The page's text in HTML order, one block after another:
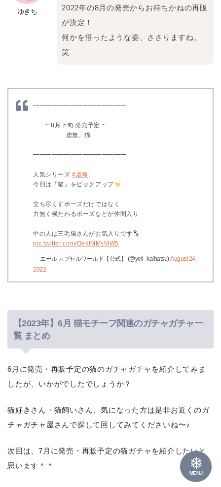
ゆきち
2022年の8月の発売からお待ちかねの再販
が決定！
何かを悟ったような姿、ささりますね。
笑
━━━━━━━━━━━━━━━
~ 8月下旬 発売予定 ~
虚無。猫
━━━━━━━━━━━━━━━
人気シリーズ#虚無。
今回は「猫」をピックアップ
立ち尽くすポーズだけではなく
力無く横たわるポーズなどが仲間入り
中の人は三毛猫さんがお気入りです
pic.twitter.com/OekfMMsMW5
— エール カプセルワールド【公式】 (@yell_kaihatsu)August 24,
2022
【2023年】6月 猫モチーフ関連のガチャガチャ一
覧 まとめ
6月に発売・再販予定の猫のガチャガチャを紹介してみま
したが、いかがでしたでしょうか？
猫好きさん・猫飼いさん、気になった方は是非お近くのガ
チャガチャ屋さんで探して回してみてくださいね〜♪
次回は、7月に発売・再販予定の猫ガチャを紹介したいと
思います＾＾
MENU